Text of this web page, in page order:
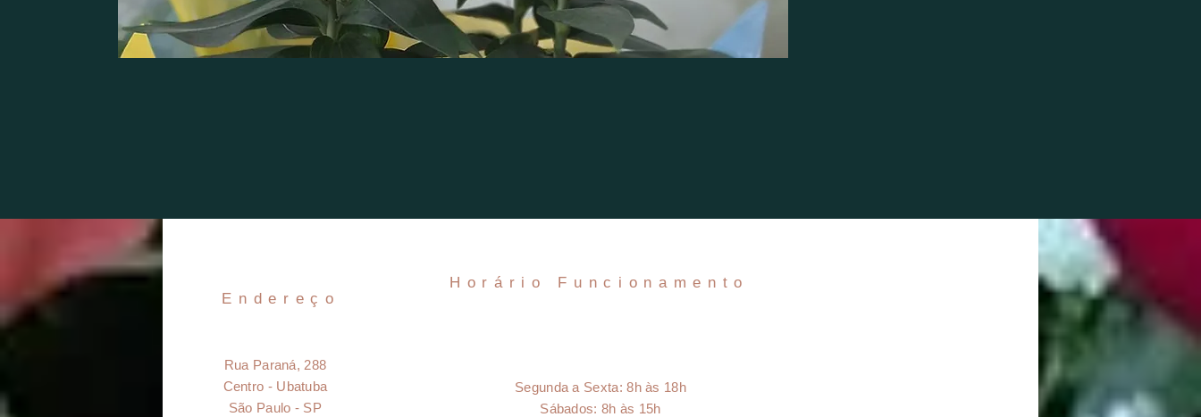
Endereço
Rua Paraná, 288
Centro - Ubatuba
São Paulo - SP
Horário Funcionamento
Segunda a Sexta:8h às 18h
Sábados: 8h às 15h